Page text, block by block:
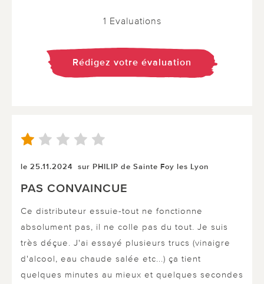
1 Evaluations
Rédigez votre évaluation
le 25.11.2024 sur PHILIP de Sainte Foy les Lyon
PAS CONVAINCUE
Ce distributeur essuie-tout ne fonctionne
absolument pas, il ne colle pas du tout. Je suis
très déçue. J'ai essayé plusieurs trucs (vinaigre
d'alcool, eau chaude salée etc...) ça tient
quelques minutes au mieux et quelques secondes